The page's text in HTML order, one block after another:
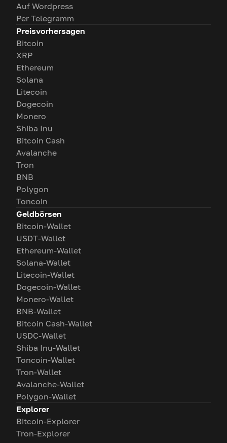
Auf Wordpress
Per Telegramm
Preisvorhersagen
Bitcoin
XRP
Ethereum
Solana
Litecoin
Dogecoin
Monero
Shiba Inu
Bitcoin Cash
Avalanche
Tron
BNB
Polygon
Toncoin
Geldbörsen
Bitcoin-Wallet
USDT-Wallet
Ethereum-Wallet
Solana-Wallet
Litecoin-Wallet
Dogecoin-Wallet
Monero-Wallet
BNB-Wallet
Bitcoin Cash-Wallet
USDC-Wallet
Shiba Inu-Wallet
Toncoin-Wallet
Tron-Wallet
Avalanche-Wallet
Polygon-Wallet
Explorer
Bitcoin-Explorer
Tron-Explorer